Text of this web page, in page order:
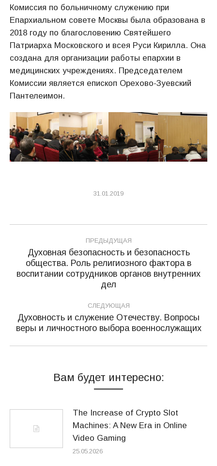
Комиссия по больничному служению при
Епархиальном совете Москвы была образована в
2018 году по благословению Святейшего
Патриарха Московского и всея Руси Кирилла. Она
создана для организации работы епархии в
медицинских учреждениях. Председателем
Комиссии является епископ Орехово-Зуевский
Пантелеимон.
31.01.2019
Навигация
записям
ПРЕДЫДУЩАЯ
Предыдущая
запись:
Духовная безопасность и безопасность
общества. Роль религиозного фактора в
воспитании сотрудников органов внутренних
дел
СЛЕДУЮЩАЯ
Следующая
запись:
Духовность и служение Отечеству. Вопросы
веры и личностного выбора военнослужащих
Вам будет интересно:
The Increase of Crypto Slot
Machines: A New Era in Online
Video Gaming
25.05.2026